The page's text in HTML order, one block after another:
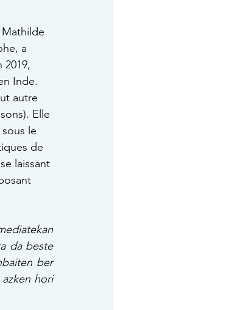
a
2019,
Inde.
autre
Elle
le
de
laissant
da beste
ber
hori